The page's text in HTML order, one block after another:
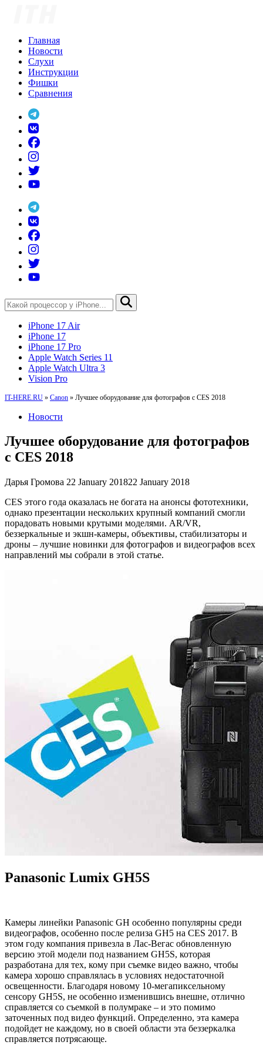
Главная
Новости
Слухи
Инструкции
Фишки
Сравнения
iPhone 17 Air
iPhone 17
iPhone 17 Pro
Apple Watch Series 11
Apple Watch Ultra 3
Vision Pro
IT-HERE.RU » Canon » Лучшее оборудование для фотографов с CES 2018
Новости
Лучшее оборудование для фотографов
с CES 2018
Дарья Громова 22 January 201822 January 2018
CES этого года оказалась не богата на анонсы фототехники,
однако презентации нескольких крупный компаний смогли
порадовать новыми крутыми моделями. AR/VR,
беззеркальные и экшн-камеры, объективы, стабилизаторы и
дроны – лучшие новинки для фотографов и видеографов всех
направлений мы собрали в этой статье.
Panasonic Lumix GH5S
Камеры линейки Panasonic GH особенно популярны среди
видеографов, особенно после релиза GH5 на CES 2017. В
этом году компания привезла в Лас-Вегас обновленную
версию этой модели под названием GH5S, которая
разработана для тех, кому при съемке видео важно, чтобы
камера хорошо справлялась в условиях недостаточной
освещенности. Благодаря новому 10-мегапиксельному
сенсору GH5S, не особенно изменившись внешне, отлично
справляется со съемкой в полумраке – и это помимо
заточенных под видео функций. Определенно, эта камера
подойдет не каждому, но в своей области эта беззеркалка
справляется потрясающе.